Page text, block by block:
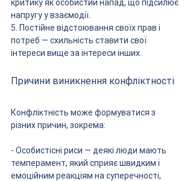
критику як особистий напад, що підсилює
напругу у взаємодії.
5. Постійне відстоювання своїх прав і
потреб — схильність ставити свої
інтереси вище за інтереси інших.
Причини виникнення конфліктності
Конфліктність може формуватися з
різних причин, зокрема:
- Особистісні риси — деякі люди мають
темперамент, який сприяє швидким і
емоційним реакціям на суперечності,